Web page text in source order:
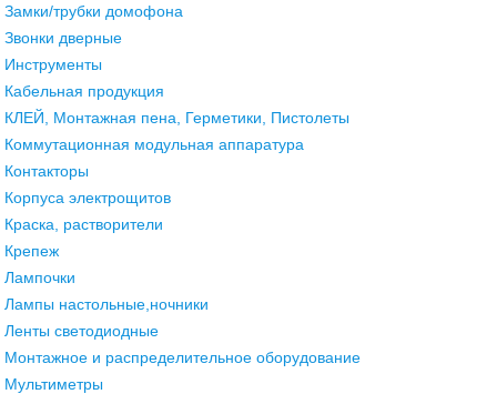
Замки/трубки домофона
Звонки дверные
Инструменты
Кабельная продукция
КЛЕЙ, Монтажная пена, Герметики, Пистолеты
Коммутационная модульная аппаратура
Контакторы
Корпуса электрощитов
Краска, растворители
Крепеж
Лампочки
Лампы настольные,ночники
Ленты светодиодные
Монтажное и распределительное оборудование
Мультиметры